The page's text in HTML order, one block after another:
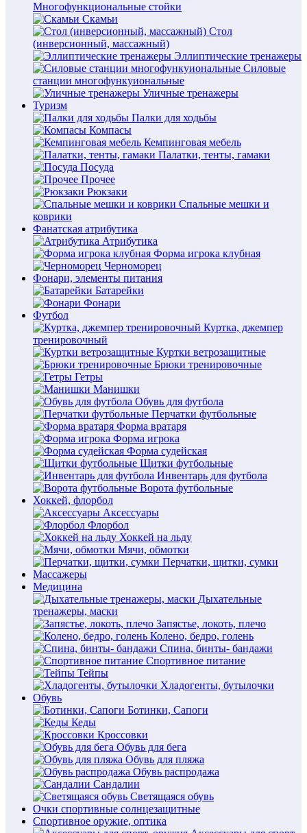
Многофункциональные стойки
Скамьи
Стол
(инверсионный, массажный)
Эллиптические тренажеры
Силовые
станции многофункуиональные
Уличные тренажеры
Туризм
Палки для ходьбы
Компасы
Кемпинговая мебель
Палатки, тенты, гамаки
Посуда
Прочее
Рюкзаки
Спальные мешки и
коврики
Фанатская атрибутика
Атрибутика
Форма игрока клубная
Черноморец
Фонари, элементы питания
Батарейки
Фонари
Футбол
Куртка, джемпер
тренировочный
Куртки ветрозащитные
Брюки тренировочные
Гетры
Манишки
Обувь для футбола
Перчатки футбольные
Форма вратаря
Форма игрока
Форма судейская
Щитки футбольные
Инвентарь для футбола
Ворота футбольные
Хоккей, флорбол
Аксессуары
Флорбол
Хоккей на льду
Мячи, обмотки
Перчатки, щитки, сумки
Массажеры
Медицина
Дыхательные
тренажеры, маски
Запястье, локоть, плечо
Колено, бедро, голень
Спина, бинты- бандажи
Спортивное питание
Тейпы
Хладогенты, бутылочки
Обувь
Ботинки, Сапоги
Кеды
Кроссовки
Обувь для бега
Обувь для пляжа
Обувь распродажа
Сандалии
Светящаяся обувь
Очки спортивные солнцезащитные
Спортивное оружие, оптика